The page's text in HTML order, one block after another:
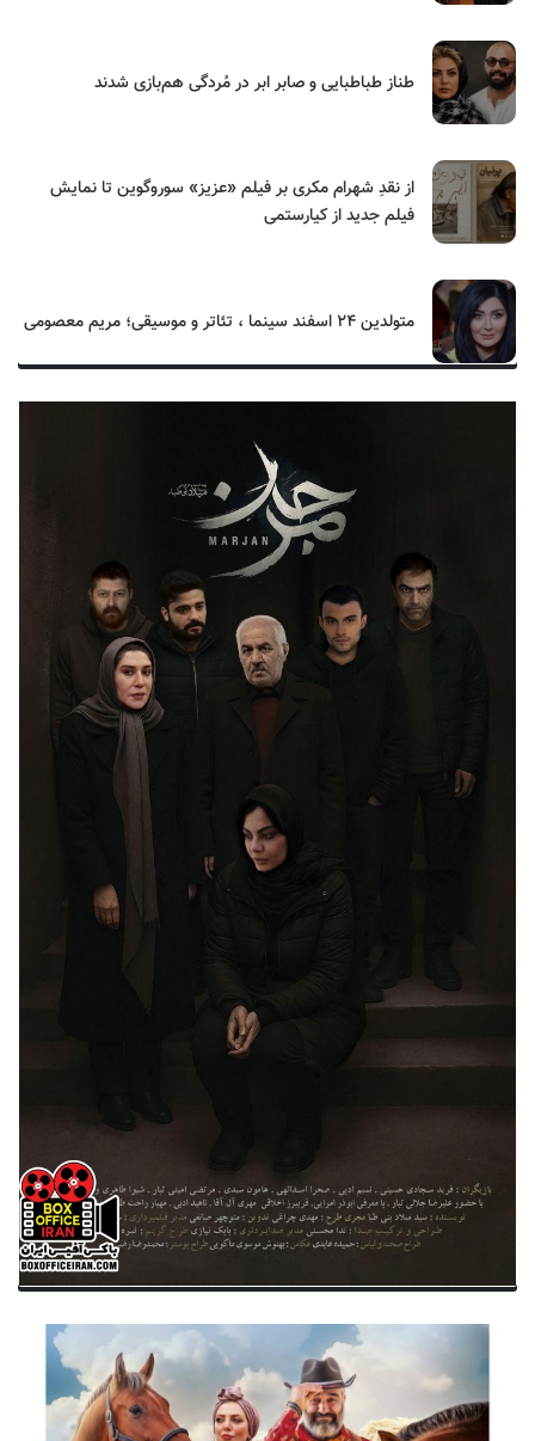
طناز طباطبایی و صابر ابر در مُردگی هم‌بازی شدند
از نقدِ شهرام مکری بر فیلم «عزیز» سوروگوین تا نمایش
فیلم جدید از کیارستمی
متولدین ۲۴ اسفند سینما ، تئاتر و موسیقی؛ مریم معصومی